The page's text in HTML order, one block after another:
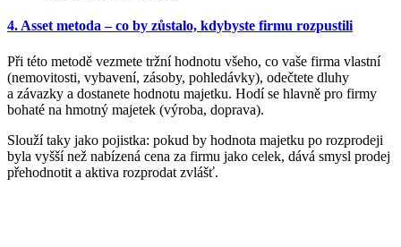
4. Asset metoda – co by zůstalo, kdybyste firmu rozpustili
Při této metodě vezmete tržní hodnotu všeho, co vaše firma vlastní
(nemovitosti, vybavení, zásoby, pohledávky), odečtete dluhy
a závazky a dostanete hodnotu majetku. Hodí se hlavně pro firmy
bohaté na hmotný majetek (výroba, doprava).
Slouží taky jako pojistka: pokud by hodnota majetku po rozprodeji
byla vyšší než nabízená cena za firmu jako celek, dává smysl prodej
přehodnotit a aktiva rozprodat zvlášť.